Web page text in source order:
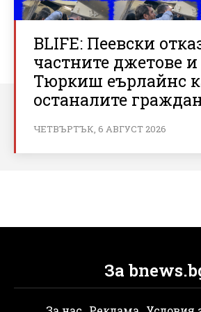
BLIFE: Пеевски
частните джетове
Тюркиш еърлайнс
останалите
ЧЕТВЪРТЪК, 6 АВГУСТ 2026
За